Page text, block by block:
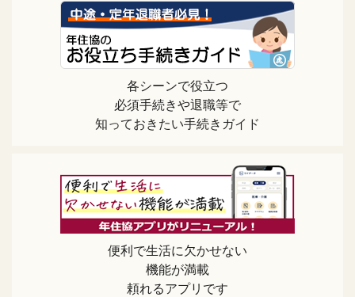
各シーンで役立つ
必須手続きや退職等で
知っておきたい手続きガイド
便利で生活に欠かせない
機能が満載
頼れるアプリです